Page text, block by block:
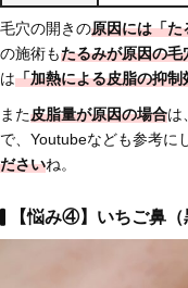
毛穴の開きの原因には「た
の施術もたるみが原因の毛
は「加熱による皮脂の抑
また皮脂量が原因の場合は
で、Youtubeなども参考に
ださいね。
【悩み④】いちご鼻（